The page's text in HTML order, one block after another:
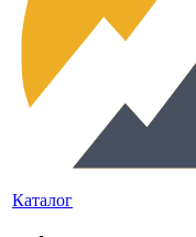
Каталог